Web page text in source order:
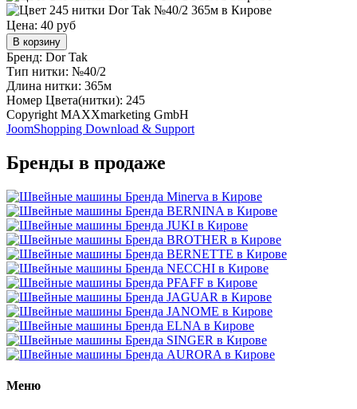
Цена: 40 руб
В корзину
Бренд: Dor Tak
Тип нитки: №40/2
Длина нитки: 365м
Номер Цвета(нитки): 245
Copyright MAXXmarketing GmbH
JoomShopping Download & Support
Бренды в продаже
Меню